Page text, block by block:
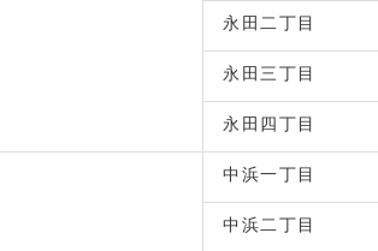
永田二丁目
永田三丁目
永田四丁目
中浜一丁目
中浜二丁目